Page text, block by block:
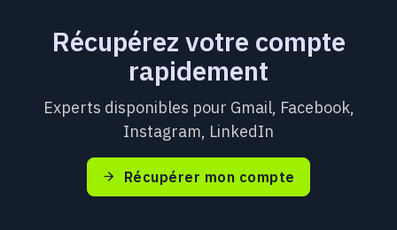
Récupérez votre compte
rapidement
Experts disponibles pour Gmail, Facebook,
Instagram, LinkedIn
Récupérer mon compte